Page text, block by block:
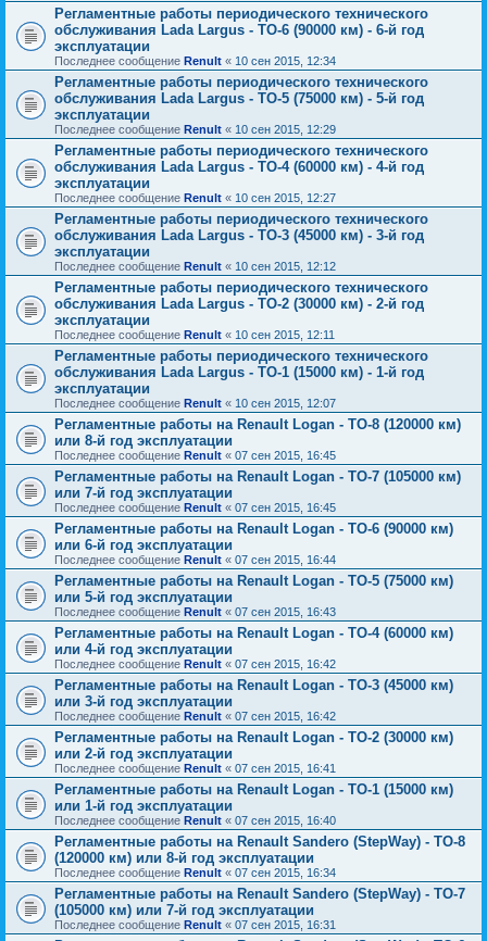
Регламентные работы периодического технического
обслуживания Lada Largus - ТО-6 (90000 км) - 6-й год
эксплуатации
Последнее сообщение Renult « 10 сен 2015, 12:34
Регламентные работы периодического технического
обслуживания Lada Largus - ТО-5 (75000 км) - 5-й год
эксплуатации
Последнее сообщение Renult « 10 сен 2015, 12:29
Регламентные работы периодического технического
обслуживания Lada Largus - ТО-4 (60000 км) - 4-й год
эксплуатации
Последнее сообщение Renult « 10 сен 2015, 12:27
Регламентные работы периодического технического
обслуживания Lada Largus - ТО-3 (45000 км) - 3-й год
эксплуатации
Последнее сообщение Renult « 10 сен 2015, 12:12
Регламентные работы периодического технического
обслуживания Lada Largus - ТО-2 (30000 км) - 2-й год
эксплуатации
Последнее сообщение Renult « 10 сен 2015, 12:11
Регламентные работы периодического технического
обслуживания Lada Largus - ТО-1 (15000 км) - 1-й год
эксплуатации
Последнее сообщение Renult « 10 сен 2015, 12:07
Регламентные работы на Renault Logan - ТО-8 (120000 км)
или 8-й год эксплуатации
Последнее сообщение Renult « 07 сен 2015, 16:45
Регламентные работы на Renault Logan - ТО-7 (105000 км)
или 7-й год эксплуатации
Последнее сообщение Renult « 07 сен 2015, 16:45
Регламентные работы на Renault Logan - ТО-6 (90000 км)
или 6-й год эксплуатации
Последнее сообщение Renult « 07 сен 2015, 16:44
Регламентные работы на Renault Logan - ТО-5 (75000 км)
или 5-й год эксплуатации
Последнее сообщение Renult « 07 сен 2015, 16:43
Регламентные работы на Renault Logan - ТО-4 (60000 км)
или 4-й год эксплуатации
Последнее сообщение Renult « 07 сен 2015, 16:42
Регламентные работы на Renault Logan - ТО-3 (45000 км)
или 3-й год эксплуатации
Последнее сообщение Renult « 07 сен 2015, 16:42
Регламентные работы на Renault Logan - ТО-2 (30000 км)
или 2-й год эксплуатации
Последнее сообщение Renult « 07 сен 2015, 16:41
Регламентные работы на Renault Logan - ТО-1 (15000 км)
или 1-й год эксплуатации
Последнее сообщение Renult « 07 сен 2015, 16:40
Регламентные работы на Renault Sandero (StepWay) - ТО-8
(120000 км) или 8-й год эксплуатации
Последнее сообщение Renult « 07 сен 2015, 16:34
Регламентные работы на Renault Sandero (StepWay) - ТО-7
(105000 км) или 7-й год эксплуатации
Последнее сообщение Renult « 07 сен 2015, 16:31